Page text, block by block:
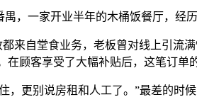
，一家开业半年的木桶饭餐厅，经历
来自堂食业务，老板曾对线上引流
在顾客享受了大幅补贴后，这笔订单
，更别说房租和人工了。”最差的时